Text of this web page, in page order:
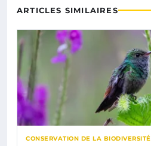
ARTICLES SIMILAIRES
CONSERVATION DE LA BIODIVERSITÉ